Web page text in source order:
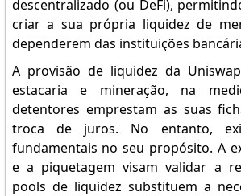
descentralizado (ou DeFi),
criar a sua própria liquidez de
dependerem das instituições
A provisão de liquidez da
estacaria e mineração, na
detentores emprestam as suas
troca de juros. No entanto,
fundamentais no seu propósito. A
e a piquetagem visam validar a
pools de liquidez substituem a